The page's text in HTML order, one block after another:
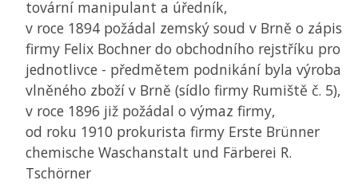
tovární manipulant a úředník,
v roce 1894 požádal zemský soud v Brně o zápis
firmy Felix Bochner do obchodního rejstříku pro
jednotlivce - předmětem podnikání byla výroba
vlněného zboží v Brně (sídlo firmy Rumiště č. 5),
v roce 1896 již požádal o výmaz firmy,
od roku 1910 prokurista firmy Erste Brünner
chemische Waschanstalt und Färberei R.
Tschörner